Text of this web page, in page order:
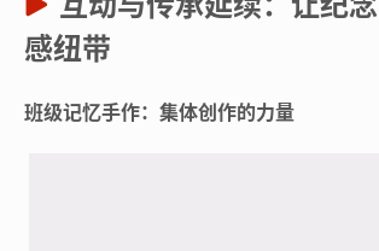
感纽带
班级记忆手作：集体创作的力量